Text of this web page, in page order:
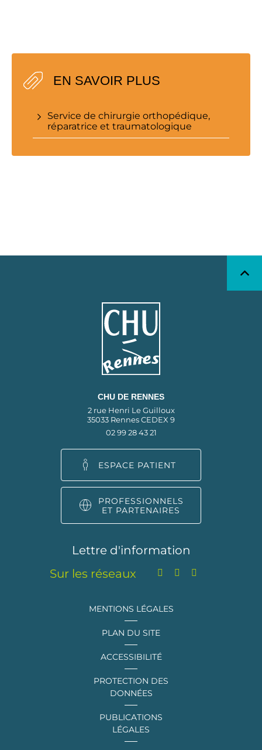
EN SAVOIR PLUS
Service de chirurgie orthopédique,
réparatrice et traumatologique
CHU DE RENNES
2 rue Henri Le Guilloux
35033 Rennes CEDEX 9
02 99 28 43 21
ESPACE PATIENT
PROFESSIONNELS
ET PARTENAIRES
Lettre d'information
Sur les réseaux
MENTIONS LÉGALES
PLAN DU SITE
ACCESSIBILITÉ
PROTECTION DES
DONNÉES
PUBLICATIONS
LÉGALES